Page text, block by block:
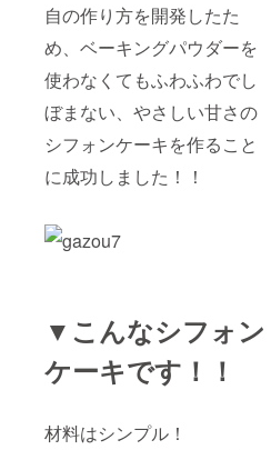
自の作り方を開発したた
め、ベーキングパウダーを
使わなくてもふわふわでし
ぼまない、やさしい甘さの
シフォンケーキを作ること
に成功しました！！
▼こんなシフォン
ケーキです！！
材料はシンプル！